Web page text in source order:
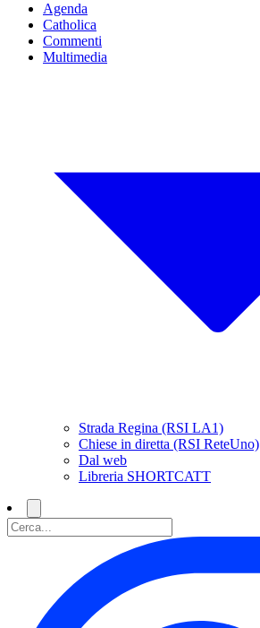
Agenda
Catholica
Commenti
Multimedia
Strada Regina (RSI LA1)
Chiese in diretta (RSI ReteUno)
Dal web
Libreria SHORTCATT